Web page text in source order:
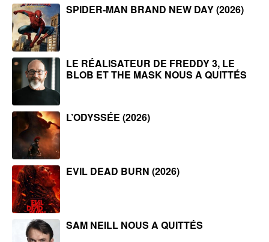
SPIDER-MAN BRAND NEW DAY (2026)
LE RÉALISATEUR DE FREDDY 3, LE
BLOB ET THE MASK NOUS A QUITTÉS
L’ODYSSÉE (2026)
EVIL DEAD BURN (2026)
SAM NEILL NOUS A QUITTÉS